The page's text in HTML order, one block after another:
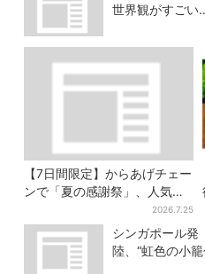
世界観がすごい
【7日間限定】からあげチェー
ンで「夏の感謝祭」、人気の
2026.7.25
シンガポール発
陸、“虹色の小